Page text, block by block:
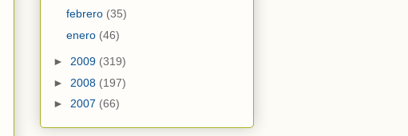
febrero (35)
enero (46)
► 2009 (319)
► 2008 (197)
► 2007 (66)